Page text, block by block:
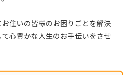
住いの皆様のお困りごとを解決
心豊かな人生のお手伝いをさせ